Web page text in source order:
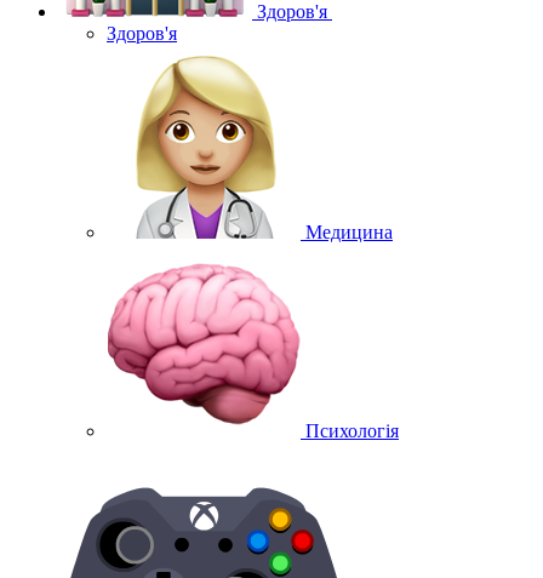
Здоров'я
Здоров'я
Медицина
Психологія